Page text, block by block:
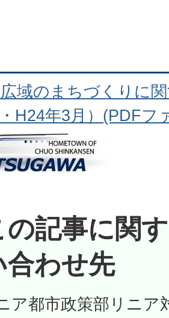
域のまちづくりに
・H24年3月）(PDFフ
の記事に関
合わせ先
ア都市政策部リニア